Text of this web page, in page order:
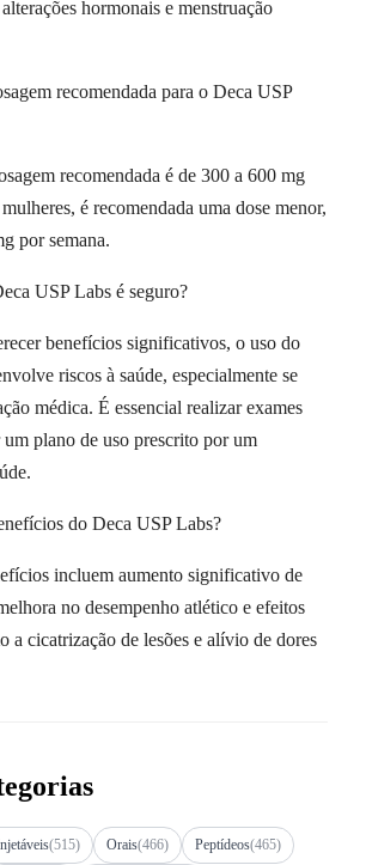
hormonais e menstruação
recomendada para o Deca USP
recomendada é de 300 a 600 mg
é recomendada uma dose menor,
por semana.
USP Labs é seguro?
benefícios significativos, o uso do
riscos à saúde, especialmente se
médica. É essencial realizar exames
um plano de uso prescrito por um
do Deca USP Labs?
incluem aumento significativo de
no desempenho atlético e efeitos
a cicatrização de lesões e alívio de dores
(515) Orais(466) Peptídeos(465)